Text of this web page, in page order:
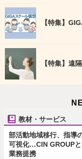
【特集】
【特集】遠
教材・サービス
部活動地域移行、指導
可視化…CIN GROUP
業務提携